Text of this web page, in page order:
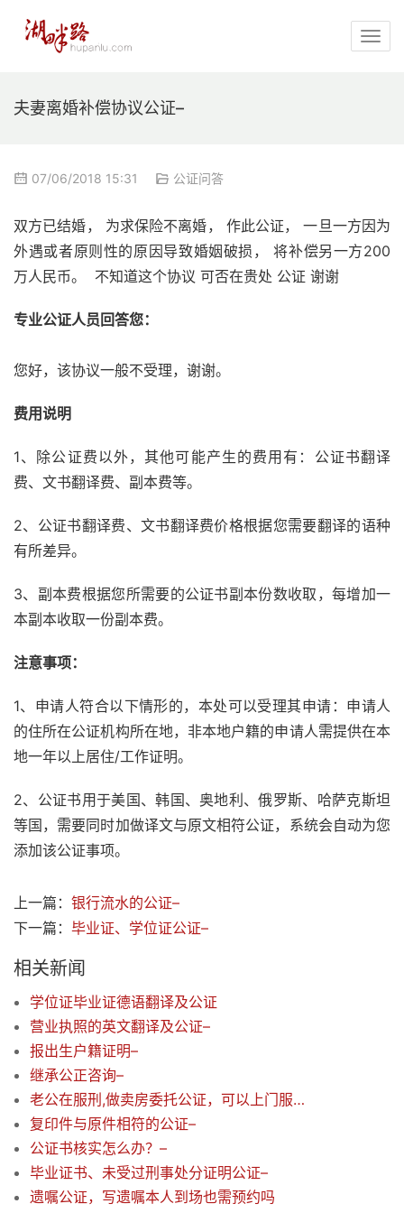
夫妻离婚补偿协议公证–
07/06/2018 15:31 公证问答
双方已结婚， 为求保险不离婚， 作此公证， 一旦一方因为
外遇或者原则性的原因导致婚姻破损， 将补偿另一方200
万人民币。  不知道这个协议 可否在贵处 公证 谢谢
专业公证人员回答您：
您好，该协议一般不受理，谢谢。
费用说明
1、除公证费以外，其他可能产生的费用有：公证书翻译
费、文书翻译费、副本费等。
2、公证书翻译费、文书翻译费价格根据您需要翻译的语种
有所差异。
3、副本费根据您所需要的公证书副本份数收取，每增加一
本副本收取一份副本费。
注意事项：
1、申请人符合以下情形的，本处可以受理其申请：申请人
的住所在公证机构所在地，非本地户籍的申请人需提供在本
地一年以上居住/工作证明。
2、公证书用于美国、韩国、奥地利、俄罗斯、哈萨克斯坦
等国，需要同时加做译文与原文相符公证，系统会自动为您
添加该公证事项。
上一篇： 银行流水的公证–
下一篇： 毕业证、学位证公证–
相关新闻
学位证毕业证德语翻译及公证
营业执照的英文翻译及公证–
报出生户籍证明–
继承公正咨询–
老公在服刑,做卖房委托公证，可以上门服务吗
复印件与原件相符的公证–
公证书核实怎么办？–
毕业证书、未受过刑事处分证明公证–
遗嘱公证，写遗嘱本人到场也需预约吗